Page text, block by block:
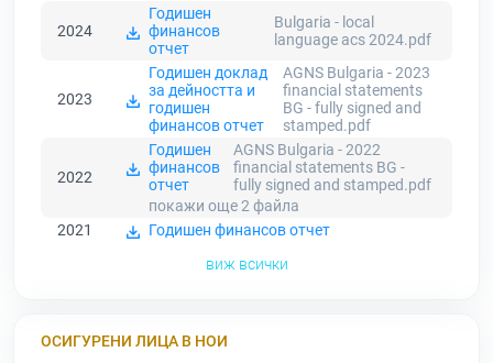
2024
Годишен
финансов
отчет
Bulgaria - local
language acs 2024.pdf
2023
Годишен доклад
за дейността и
годишен
финансов отчет
AGNS Bulgaria - 2023
financial statements
BG - fully signed and
stamped.pdf
2022
Годишен
финансов
отчет
AGNS Bulgaria - 2022
financial statements BG -
fully signed and stamped.pdf
покажи още 2файла
2021
Годишен финансов отчет
виж всички
ОСИГУРЕНИ ЛИЦА В НОИ